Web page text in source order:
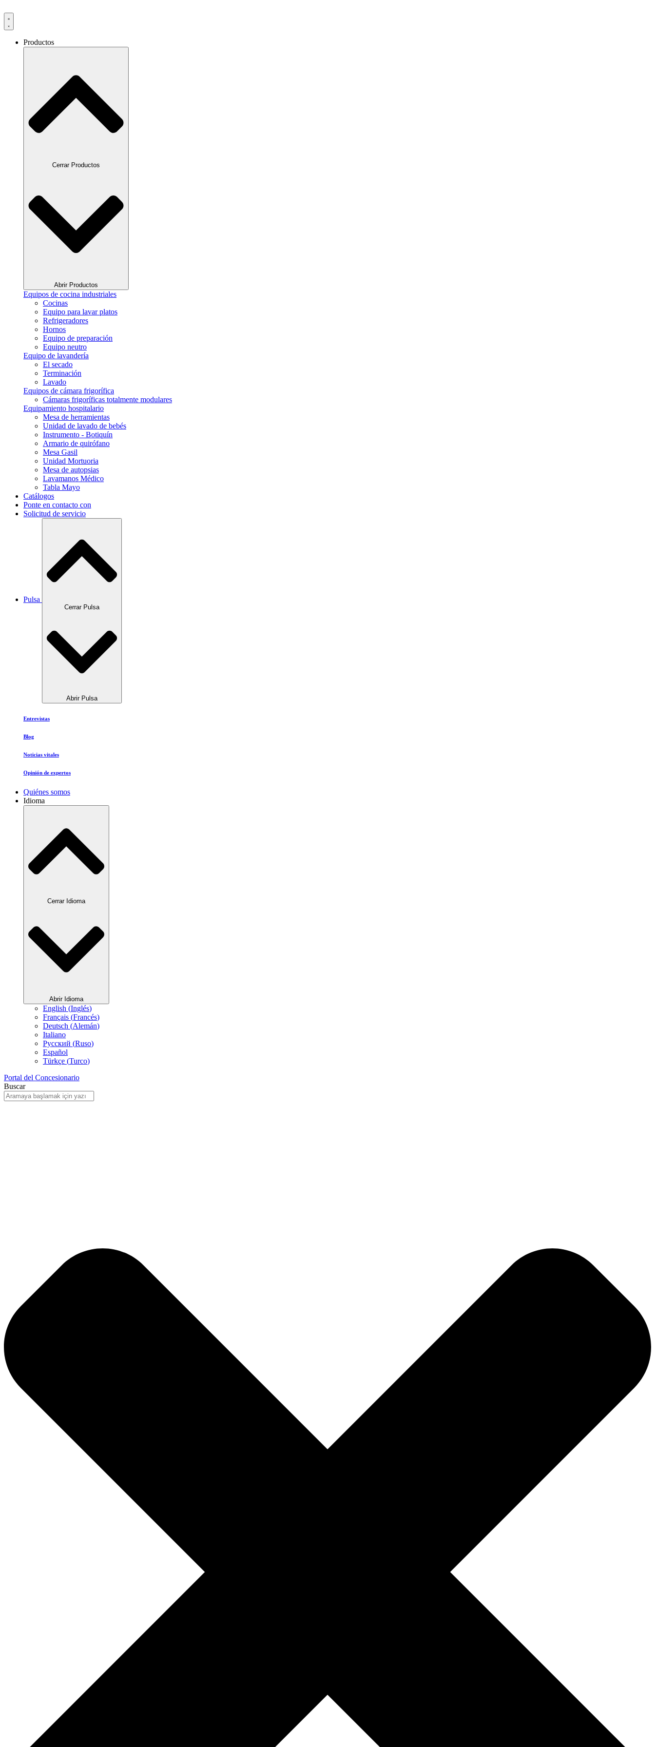
Productos
Cerrar Productos
Abrir Productos
Equipos de cocina industriales
Cocinas
Equipo para lavar platos
Refrigeradores
Hornos
Equipo de preparación
Equipo neutro
Equipo de lavandería
El secado
Terminación
Lavado
Equipos de cámara frigorífica
Cámaras frigoríficas totalmente modulares
Equipamiento hospitalario
Mesa de herramientas
Unidad de lavado de bebés
Instrumento - Botiquín
Armario de quirófano
Mesa Gasil
Unidad Mortuoria
Mesa de autopsias
Lavamanos Médico
Tabla Mayo
Catálogos
Ponte en contacto con
Solicitud de servicio
Pulsa
Cerrar Pulsa
Abrir Pulsa
Entrevistas
Blog
Noticias vitales
Opinión de expertos
Quiénes somos
Idioma
Cerrar Idioma
Abrir Idioma
English (Inglés)
Français (Francés)
Deutsch (Alemán)
Italiano
Русский (Ruso)
Español
Türkçe (Turco)
Portal del Concesionario
Buscar